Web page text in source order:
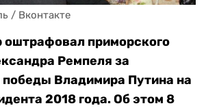
/ Вконтакте
оштрафовал приморского
Ремпеля за
победы Владимира Путина на
2018 года. Об этом 8